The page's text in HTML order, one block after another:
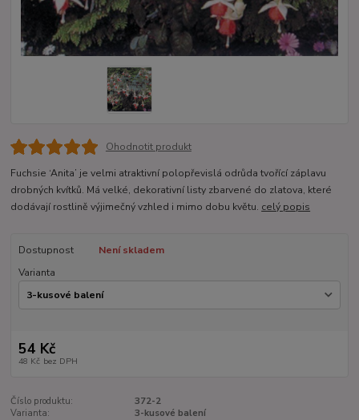
Ohodnotit produkt
Fuchsie ‘Anita’ je velmi atraktivní polopřevislá odrůda tvořící záplavu
drobných kvítků. Má velké, dekorativní listy zbarvené do zlatova, které
dodávají rostlině výjimečný vzhled i mimo dobu květu. celý popis
Dostupnost
Není skladem
Varianta
54 Kč
48 Kč bez DPH
Číslo produktu:
372-2
Varianta:
3-kusové balení